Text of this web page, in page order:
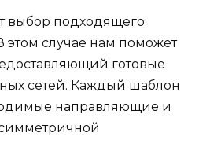
выбор подходящего
этом случае нам поможет
готовые
сетей. Каждый шаблон
направляющие и